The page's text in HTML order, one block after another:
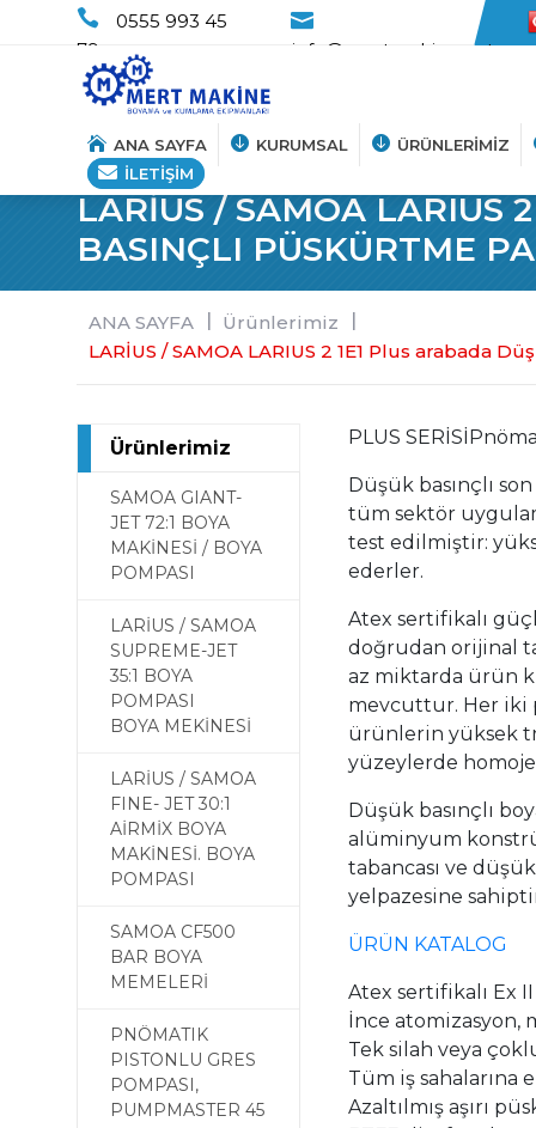
0555 993 45
79
info@mertmakine.net
ANA SAYFA KURUMSAL
Hakkımızda
Haberler
ÜRÜNLERİMİZ
İLETİŞİM
LARİUS / SAMOA LARIUS
BASINÇLI PÜSKÜRTME
ANA SAYFA
Ürünlerimiz
LARİUS / SAMOA LARIUS 2 1E1 Plus arabada
Ürünlerimiz
SAMOA GIANT-
JET 72:1 BOYA
MAKİNESİ / BOYA
POMPASI
LARİUS / SAMOA
SUPREME-JET
35:1 BOYA
POMPASI
BOYA MEKİNESİ
LARİUS / SAMOA
FINE- JET 30:1
AİRMİX BOYA
MAKİNESİ. BOYA
POMPASI
SAMOA CF500
BAR BOYA
MEMELERİ
PNÖMATIK
PISTONLU GRES
POMPASI,
PUMPMASTER 45
PLUS SERİSİ
Düşük basınçlı
tüm sektör
test edilmiştir:
ederler.
Atex sertifikalı
doğrudan orijinal
az miktarda ürün
mevcuttur. Her iki
ürünlerin yüksek
yüzeylerde
Düşük basınçlı
alüminyum
tabancası ve
yelpazesine
ÜRÜN KATALOG
Atex sertifikalı Ex
İnce atomizasyon,
Tek silah veya
Tüm iş sahalarına
Azaltılmış aşırı